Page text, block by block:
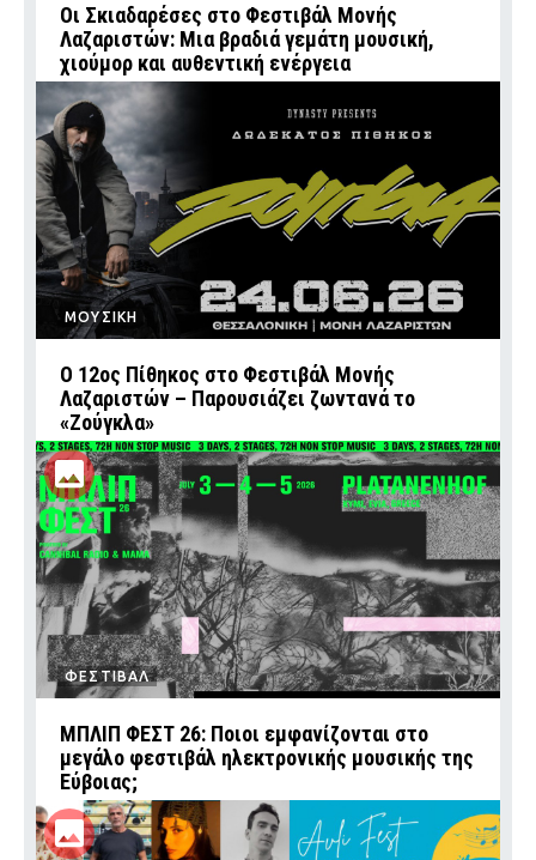
Οι Σκιαδαρέσες στο Φεστιβάλ Μονής
Λαζαριστών: Μια βραδιά γεμάτη μουσική,
χιούμορ και αυθεντική ενέργεια
ΜΟΥΣΙΚΗ
Ο 12ος Πίθηκος στο Φεστιβάλ Μονής
Λαζαριστών – Παρουσιάζει ζωντανά το
«Ζούγκλα»
ΦΕΣΤΙΒΑΛ
ΜΠΛΙΠ ΦΕΣΤ 26: Ποιοι εμφανίζονται στο
μεγάλο φεστιβάλ ηλεκτρονικής μουσικής της
Εύβοιας;